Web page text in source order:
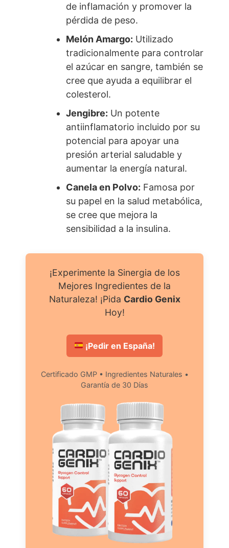
de inflamación y promover la
pérdida de peso.
Melón Amargo: Utilizado
tradicionalmente para controlar
el azúcar en sangre, también se
cree que ayuda a equilibrar el
colesterol.
Jengibre: Un potente
antiinflamatorio incluido por su
potencial para apoyar una
presión arterial saludable y
aumentar la energía natural.
Canela en Polvo: Famosa por
su papel en la salud metabólica,
se cree que mejora la
sensibilidad a la insulina.
¡Experimente la Sinergia de los
Mejores Ingredientes de la
Naturaleza! ¡Pida Cardio Genix
Hoy!
¡Pedir en España!
Certificado GMP • Ingredientes Naturales •
Garantía de 30 Días